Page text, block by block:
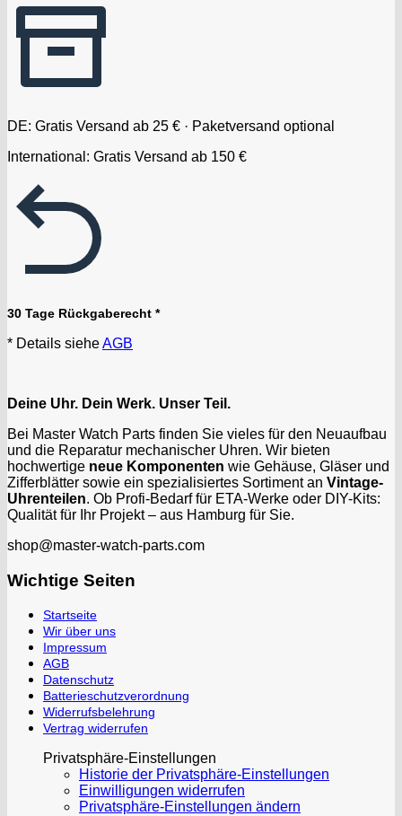
DE: Gratis Versand ab 25 € · Paketversand optional
International: Gratis Versand ab 150 €
30 Tage Rückgaberecht *
* Details sieheAGB
Deine Uhr. Dein Werk. Unser Teil.
Bei Master Watch Parts finden Sie vieles für den Neuaufbau
und die Reparatur mechanischer Uhren. Wir bieten
hochwertige neue Komponenten wie Gehäuse, Gläser und
Zifferblätter sowie ein spezialisiertes Sortiment an Vintage-
Uhrenteilen. Ob Profi-Bedarf für ETA-Werke oder DIY-Kits:
Qualität für Ihr Projekt – aus Hamburg für Sie.
shop@master-watch-parts.com
Wichtige Seiten
Startseite
Wir über uns
Impressum
AGB
Datenschutz
Batterieschutzverordnung
Widerrufsbelehrung
Vertrag widerrufen
Privatsphäre-Einstellungen
Historie der Privatsphäre-Einstellungen
Einwilligungen widerrufen
Privatsphäre-Einstellungen ändern